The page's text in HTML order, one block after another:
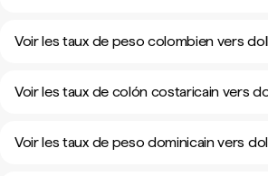
Voir les taux de peso colombien vers
Voir les taux de colón costaricain vers
Voir les taux de peso dominicain vers